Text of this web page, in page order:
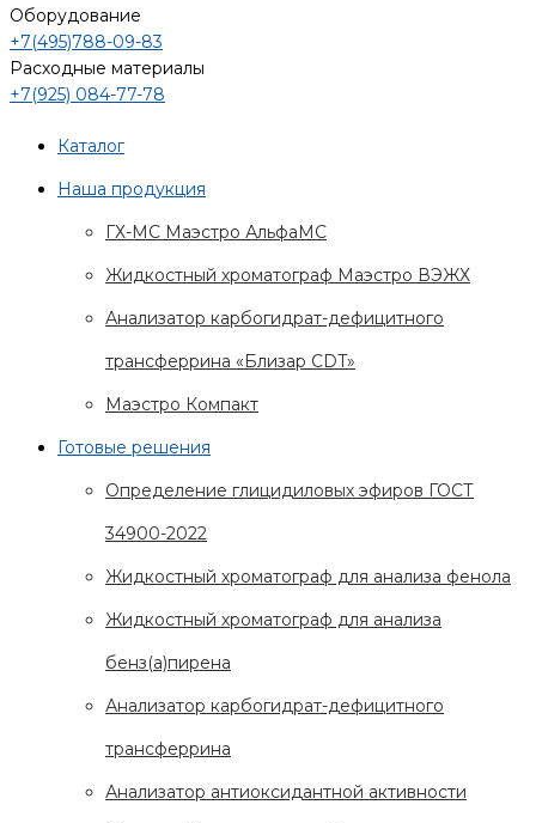
Оборудование
+7(495)788-09-83
Расходные материалы
+7(925) 084-77-78
Каталог
Наша продукция
ГХ-МС Маэстро АльфаМС
Жидкостный хроматограф Маэстро ВЭЖХ
Анализатор карбогидрат-дефицитного
трансферрина «Близар CDT»
Маэстро Компакт
Готовые решения
Определение глицидиловых эфиров ГОСТ
34900-2022
Жидкостный хроматограф для анализа фенола
Жидкостный хроматограф для анализа
бенз(а)пирена
Анализатор карбогидрат-дефицитного
трансферрина
Анализатор антиоксидантной активности